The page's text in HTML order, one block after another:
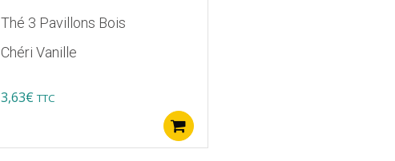
Thé 3 Pavillons Bois
Chéri Vanille
3,63€ TTC